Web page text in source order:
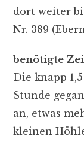
dort weiter
Nr. 389
benötigte
Die knapp
Stunde
an, etwas
kleinen